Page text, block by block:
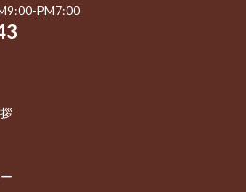
PM7:00